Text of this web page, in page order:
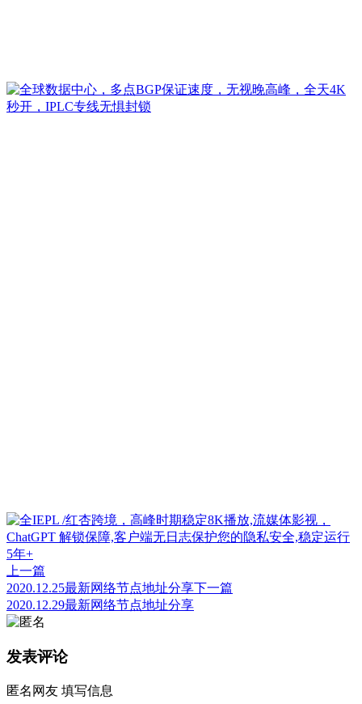
上一篇
2020.12.25最新网络节点地址分享下一篇
2020.12.29最新网络节点地址分享
发表评论
匿名网友 填写信息